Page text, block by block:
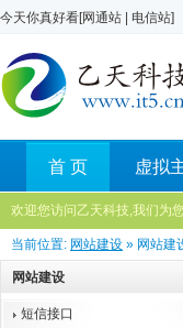
今天你真好看[网通站 电信站]
首 页 虚拟
欢迎您访问乙天科技,我们为
当前位置: 网站建设 » 网站建
网站建设
短信接口